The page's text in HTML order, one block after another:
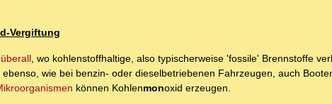
Vergiftung
, wo kohlenstoffhaltige, also typischerweise 'fossile' Brennstoffe
wie bei benzin- oder dieselbetriebenen Fahrzeugen, auch
können Kohlenmonoxid erzeugen.